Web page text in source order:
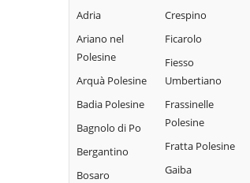
Adria
Ariano nel
Polesine
Arquà Polesine
Badia Polesine
Bagnolo di Po
Bergantino
Bosaro
Crespino
Ficarolo
Fiesso
Umbertiano
Frassinelle
Polesine
Fratta Polesine
Gaiba